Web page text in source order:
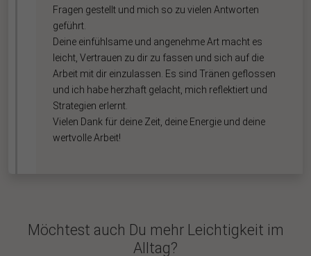
Fragen gestellt und mich so zu vielen Antworten
geführt.
Deine einfühlsame und angenehme Art macht es
leicht, Vertrauen zu dir zu fassen und sich auf die
Arbeit mit dir einzulassen. Es sind Tränen geflossen
und ich habe herzhaft gelacht, mich reflektiert und
Strategien erlernt.
Vielen Dank für deine Zeit, deine Energie und deine
wertvolle Arbeit!
Möchtest auch Du mehr Leichtigkeit im
Alltag?